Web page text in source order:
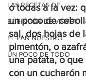
LAS RECETAS DE...
EL RINCÓN DE VINYET
EL PAN NUESTRO
UN POCO DE TODO
o todas a la vez:
un poco de
sal, dos hojas de
pimentón, o
una patata, o
con un cucharón